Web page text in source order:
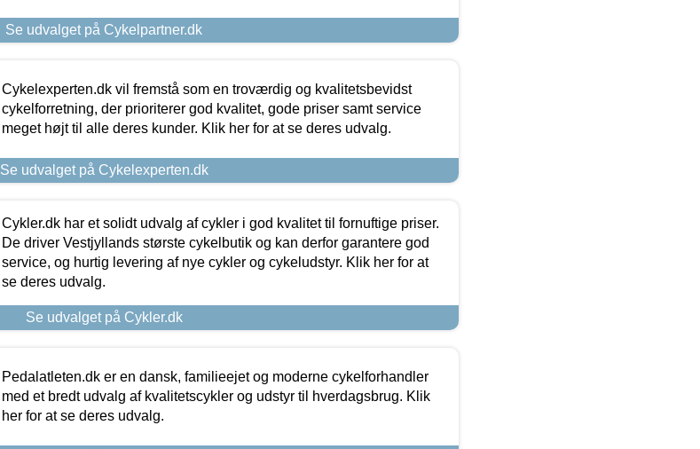
Se udvalget på Cykelpartner.dk
Cykelexperten.dk vil fremstå som en troværdig og kvalitetsbevidst
cykelforretning, der prioriterer god kvalitet, gode priser samt service
meget højt til alle deres kunder. Klik her for at se deres udvalg.
Se udvalget på Cykelexperten.dk
Cykler.dk har et solidt udvalg af cykler i god kvalitet til fornuftige priser.
De driver Vestjyllands største cykelbutik og kan derfor garantere god
service, og hurtig levering af nye cykler og cykeludstyr. Klik her for at
se deres udvalg.
Se udvalget på Cykler.dk
Pedalatleten.dk er en dansk, familieejet og moderne cykelforhandler
med et bredt udvalg af kvalitetscykler og udstyr til hverdagsbrug. Klik
her for at se deres udvalg.